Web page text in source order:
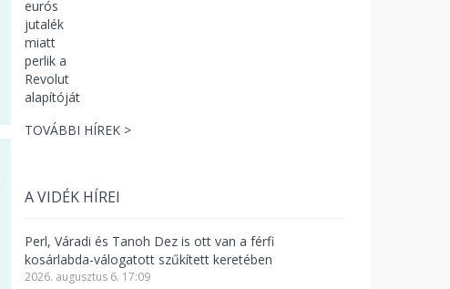
TOVÁBBI HÍREK >
A VIDÉK HÍREI
Perl, Váradi és Tanoh Dez is ott van a férfi
kosárlabda-válogatott szűkített keretében
2026. augusztus 6. 17:09